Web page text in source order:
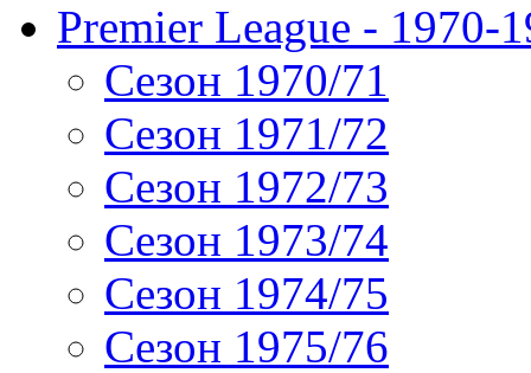
Premier League - 1970-
Сезон 1970/71
Сезон 1971/72
Сезон 1972/73
Сезон 1973/74
Сезон 1974/75
Сезон 1975/76